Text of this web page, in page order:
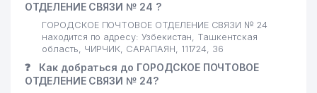
ОТДЕЛЕНИЕ СВЯЗИ № 24 ?
ГОРОДСКОЕ ПОЧТОВОЕ ОТДЕЛЕНИЕ СВЯЗИ № 24
находится по адресу: Узбекистан, Ташкентская
область, ЧИРЧИК, САРАПАЯН, 111724, 36
❓
Как добраться до ГОРОДСКОЕ ПОЧТОВОЕ
ОТДЕЛЕНИЕ СВЯЗИ № 24?